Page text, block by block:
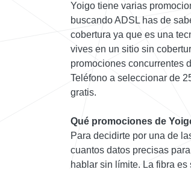
Yoigo tiene varias
buscando ADSL has de
cobertura ya que es una
vives en un sitio sin
promociones concurrentes
Teléfono a seleccionar de
gratis.
Qué promociones de
Para decidirte por una de
cuantos datos precisas
hablar sin límite. La fibra